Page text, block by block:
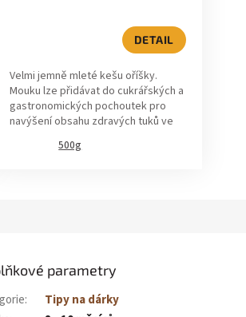
DETAIL
Velmi jemně mleté kešu oříšky.
Mouku lze přidávat do cukrářských a
gastronomických pochoutek pro
navýšení obsahu zdravých tuků ve
500g
parametry
:
Tipy na dárky